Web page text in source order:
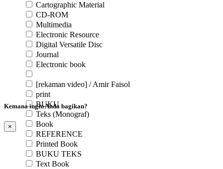
Cartographic Material
CD-ROM
Multimedia
Electronic Resource
Digital Versatile Disc
Journal
Electronic book
[rekaman video] / Amir Faisol
print
BUKU
Teks (Monograf)
Book
REFERENCE
Printed Book
BUKU TEKS
Text Book
Kemana ingin Anda bagikan?
×